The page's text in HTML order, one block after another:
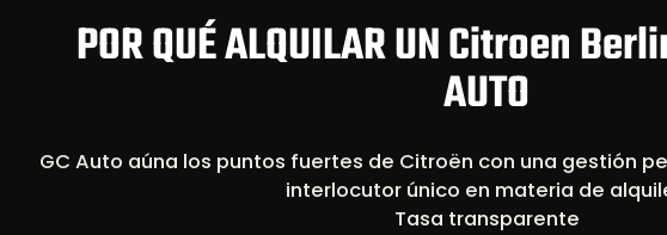
POR QUÉ ALQUILAR UN Citroen
AUTO
GC Auto aúna los puntos fuertes de Citroën con una gestión
interlocutor único en materia de
Tasa transparente